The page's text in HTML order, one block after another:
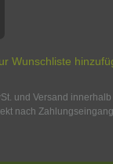
Wunschliste
und Versand
nach